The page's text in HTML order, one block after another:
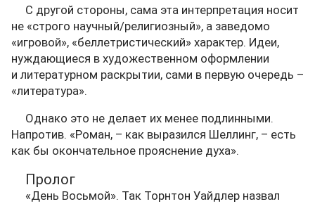
С другой стороны, сама эта интерпретация носит
не «строго научный/религиозный», а заведомо
«игровой», «беллетристический» характер. Идеи,
нуждающиеся в художественном оформлении
и литературном раскрытии, сами в первую очередь –
«литература».
Однако это не делает их менее подлинными.
Напротив. «Роман, – как выразился Шеллинг, – есть
как бы окончательное прояснение духа».
Пролог
«День Восьмой». Так Торнтон Уайдлер назвал